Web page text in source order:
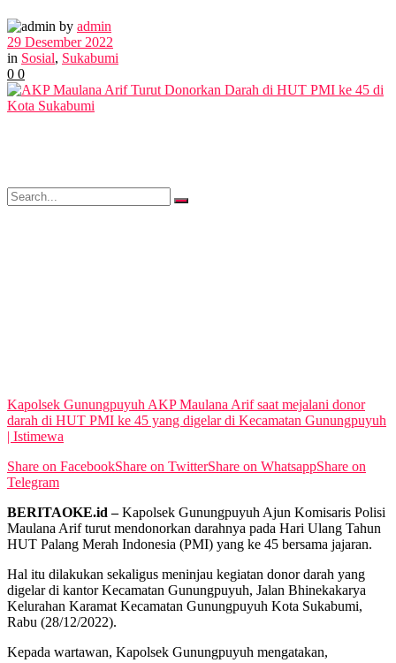
OPINI
by admin
29 Desember 2022
in Sosial, Sukabumi
0 0
Kapolsek Gunungpuyuh AKP Maulana Arif saat mejalani donor
darah di HUT PMI ke 45 yang digelar di Kecamatan Gunungpuyuh
| Istimewa
Share on FacebookShare on TwitterShare on WhatsappShare on
Telegram
BERITAOKE.id –Kapolsek Gunungpuyuh Ajun Komisaris Polisi
Maulana Arif turut mendonorkan darahnya pada Hari Ulang Tahun
HUT Palang Merah Indonesia (PMI) yang ke 45 bersama jajaran.
Hal itu dilakukan sekaligus meninjau kegiatan donor darah yang
digelar di kantor Kecamatan Gunungpuyuh, Jalan Bhinekakarya
Kelurahan Karamat Kecamatan Gunungpuyuh Kota Sukabumi,
Rabu (28/12/2022).
Kepada wartawan, Kapolsek Gunungpuyuh mengatakan,